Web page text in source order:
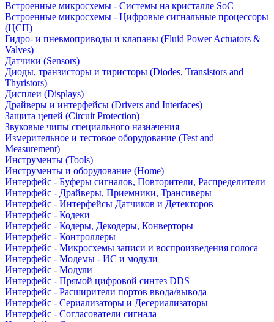
Встроенные микросхемы - Системы на кристалле SoC
Встроенные микросхемы - Цифровые сигнальные процессоры
(ЦСП)
Гидро- и пневмоприводы и клапаны (Fluid Power Actuators &
Valves)
Датчики (Sensors)
Диоды, транзисторы и тиристоры (Diodes, Transistors and
Thyristors)
Дисплеи (Displays)
Драйверы и интерфейсы (Drivers and Interfaces)
Защита цепей (Circuit Protection)
Звуковые чипы специального назначения
Измерительное и тестовое оборудование (Test and
Measurement)
Инструменты (Tools)
Инструменты и оборудование (Home)
Интерфейс - Буферы сигналов, Повторители, Распределители
Интерфейс - Драйверы, Приемники, Трансиверы
Интерфейс - Интерфейсы Датчиков и Детекторов
Интерфейс - Кодеки
Интерфейс - Кодеры, Декодеры, Конверторы
Интерфейс - Контроллеры
Интерфейс - Микросхемы записи и воспроизведения голоса
Интерфейс - Модемы - ИС и модули
Интерфейс - Модули
Интерфейс - Прямой цифровой синтез DDS
Интерфейс - Расширители портов ввода/вывода
Интерфейс - Сериализаторы и Десериализаторы
Интерфейс - Согласователи сигнала